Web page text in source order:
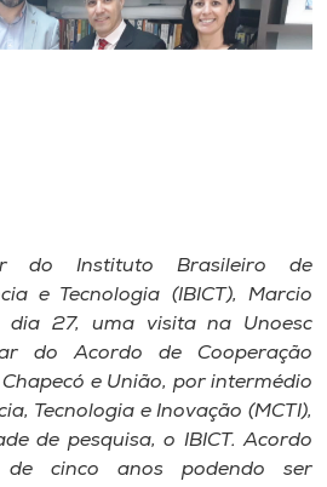
do Instituto Brasileiro de
e Tecnologia (IBICT), Marcio
dia 27, uma visita na Unoesc
do Acordo de Cooperação
e União, por intermédio
Tecnologia e Inovação (MCTI),
de pesquisa, o IBICT. Acordo
de cinco anos podendo ser